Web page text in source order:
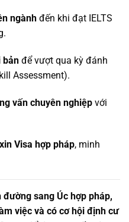
ngành đến khi đạt IELTS
bản để vượt qua kỳ đánh
Assessment).
vấn chuyên nghiệp với
Visa hợp pháp, minh
đường sang Úc hợp pháp,
việc và có cơ hội định cư